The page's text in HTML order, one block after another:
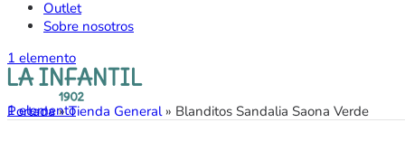
Outlet
Sobre nosotros
1 elemento
1elemento
Portada»Tienda General» Blanditos Sandalia Saona Verde